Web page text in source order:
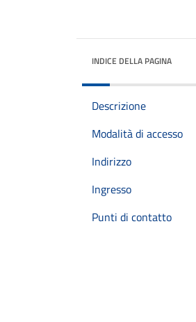
INDICE DELLA PAGINA
Descrizione
Modalità di accesso
Indirizzo
Ingresso
Punti di contatto